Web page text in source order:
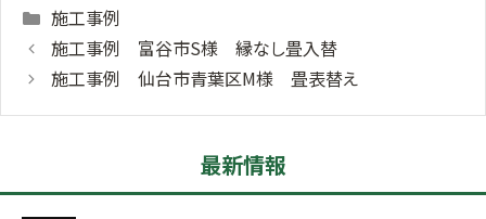
Categories
施工事例
施工事例 富谷市S様 縁なし畳入替
施工事例 仙台市青葉区M様 畳表替え
最新情報